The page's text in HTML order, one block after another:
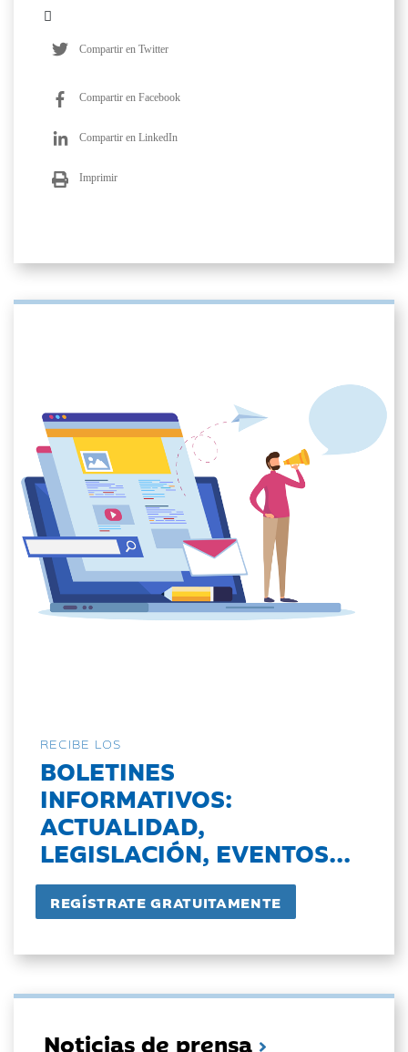
Compartir en Twitter
Compartir en Facebook
Compartir en LinkedIn
Imprimir
RECIBE LOS
BOLETINES
INFORMATIVOS:
ACTUALIDAD,
LEGISLACIÓN, EVENTOS...
Noticias de prensa